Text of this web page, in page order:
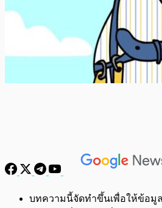
พร้อมเล่น
บทความนี้จัดทำขึ้นเพื่อให้ข้อมูล